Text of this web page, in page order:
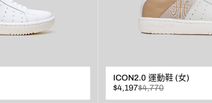
ICON2.0 運動鞋 (女)
已
折
$4,197
原
價
$4,770